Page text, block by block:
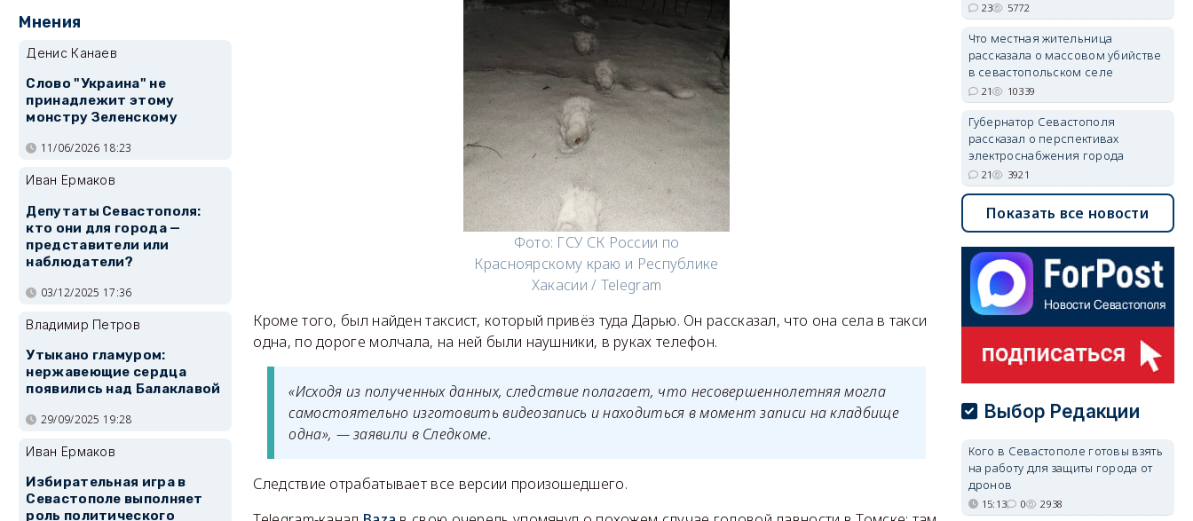
Фото: ГСУ СК России по
Красноярскому краю и Республике
Хакасии / Telegram
Кроме того, был найден таксист, который привёз туда Дарью. Он рассказал, что она села в такси
одна, по дороге молчала, на ней были наушники, в руках телефон.
«Исходя из полученных данных, следствие полагает, что несовершеннолетняя могла
самостоятельно изготовить видеозапись и находиться в момент записи на кладбище
одна», — заявили в Следкоме.
Следствие отрабатывает все версии произошедшего.
Мнения
Денис Канаев
Слово "Украина" не
принадлежит этому
монстру Зеленскому
11/06/2026 18:23
Иван Ермаков
Депутаты Севастополя:
кто они для города —
представители или
наблюдатели?
03/12/2025 17:36
Владимир Петров
Утыкано гламуром:
нержавеющие сердца
появились над Балаклавой
29/09/2025 19:28
Иван Ермаков
Избирательная игра в
Севастополе выполняет
роль политического
23 5772
Что местная жительница
рассказала о массовом убийстве
в севастопольском селе
21 10339
Губернатор Севастополя
рассказал о перспективах
электроснабжения города
21 3921
Показать все новости
Выбор Редакции
Кого в Севастополе готовы взять
на работу для защиты города от
дронов
15:13 0 2938